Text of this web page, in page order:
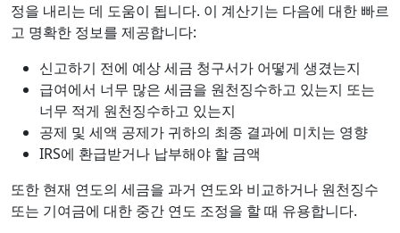
정을 내리는 데 도움이 됩니다. 이 계산기는 다음에 대한 빠르
고 명확한 정보를 제공합니다:
신고하기 전에 예상 세금 청구서가 어떻게 생겼는지
급여에서 너무 많은 세금을 원천징수하고 있는지 또는
너무 적게 원천징수하고 있는지
공제 및 세액 공제가 귀하의 최종 결과에 미치는 영향
IRS에 환급받거나 납부해야 할 금액
또한 현재 연도의 세금을 과거 연도와 비교하거나 원천징수
또는 기여금에 대한 중간 연도 조정을 할 때 유용합니다.